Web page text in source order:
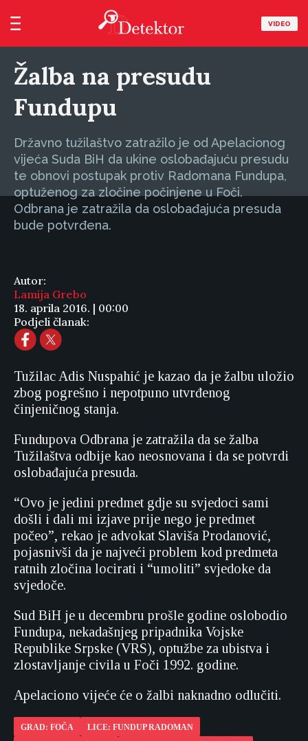
VIDEO
Žalba na presudu
Fundupu
Državno tužilaštvo zatražilo je od Apelacionog
vijeća Suda BiH da ukine oslobađajuću presudu
te obnovi postupak protiv Radomana Fundupa,
optuženog za zločine počinjene u Foči.
Odbrana je zatražila da oslobađajuća presuda
bude potvrđena.
Autor:
Lamija Grebo
18. aprila 2016. | 00:00
Podjeli članak:
Tužilac Adis Nuspahić je kazao da je žalbu uložio
zbog pogrešno i nepotpuno utvrđenog
činjeničnog stanja.
Fundupova Odbrana je zatražila da se žalba
Tužilaštva odbije kao neosnovana i da se potvrdi
oslobađajuća presuda.
“Ovo je jedini predmet gdje su svjedoci sami
došli i dali mi izjave prije nego je predmet
počeo”, rekao je advokat Slaviša Prodanović,
pojasnivši da je najveći problem kod predmeta
ratnih zločina locirati i “umoliti” svjedoke da
svjedoče.
Sud BiH je u decembru prošle godine oslobodio
Fundupa, nekadašnjeg pripadnika Vojske
Republike Srpske (VRS), optužbe za ubistva i
zlostavljanje civila u Foči 1992. godine.
Apelaciono vijeće će o žalbi naknadno odlučiti.
GRAD: FOČA
LICE: FUNDUP RADOMAN